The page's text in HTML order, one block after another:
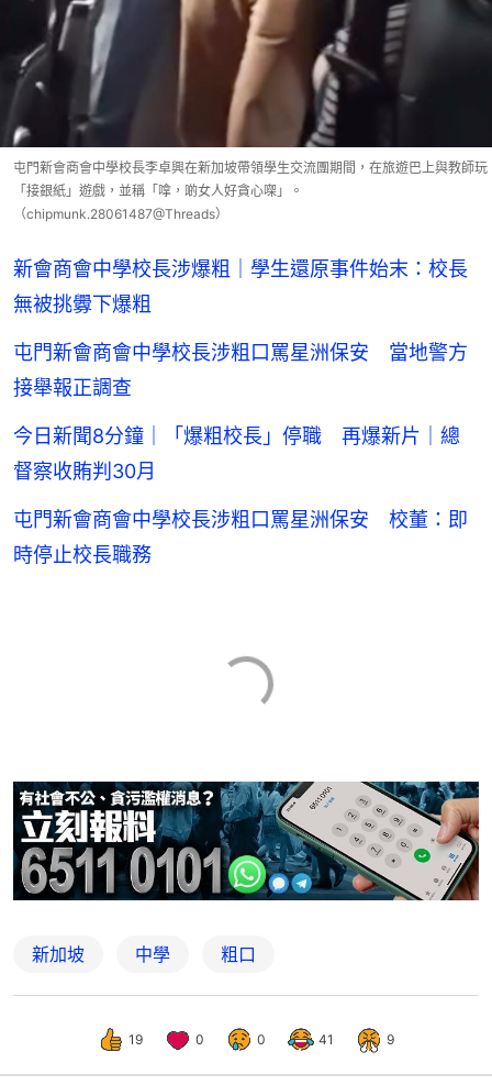
屯門新會商會中學校長李卓興在新加坡帶領學生交流團期間，在旅遊巴上與教師玩
「接銀紙」遊戲，並稱「嗱，啲女人好貪心㗎」。
（chipmunk.28061487@Threads）
新會商會中學校長涉爆粗｜學生還原事件始末：校長
無被挑釁下爆粗
屯門新會商會中學校長涉粗口罵星洲保安 當地警方
接舉報正調查
今日新聞8分鐘｜「爆粗校長」停職 再爆新片｜總
督察收賄判30月
屯門新會商會中學校長涉粗口罵星洲保安 校董：即
時停止校長職務
新加坡 中學 粗口
19 0 0 41 9